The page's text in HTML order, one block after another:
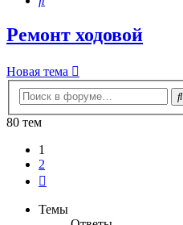
Ремонт ходовой
Новая тема
80 тем
1
2
Темы